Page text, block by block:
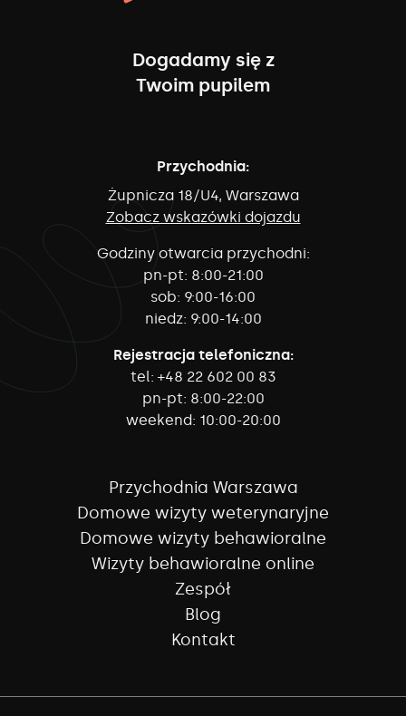
Dogadamy się z
Twoim pupilem
Przychodnia:
Żupnicza 18/U4, Warszawa
Zobacz wskazówki dojazdu
Godziny otwarcia przychodni:
pn-pt: 8:00-21:00
sob: 9:00-16:00
niedz: 9:00-14:00
Rejestracja telefoniczna:
tel: +48 22 602 00 83
pn-pt: 8:00-22:00
weekend: 10:00-20:00
Przychodnia Warszawa
Domowe wizyty weterynaryjne
Domowe wizyty behawioralne
Wizyty behawioralne online
Zespół
Blog
Kontakt